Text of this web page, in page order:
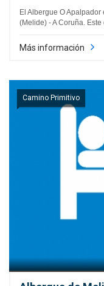
El Albergue O
(Melide) - A Coruña. Este
Más información
Camino Primitivo